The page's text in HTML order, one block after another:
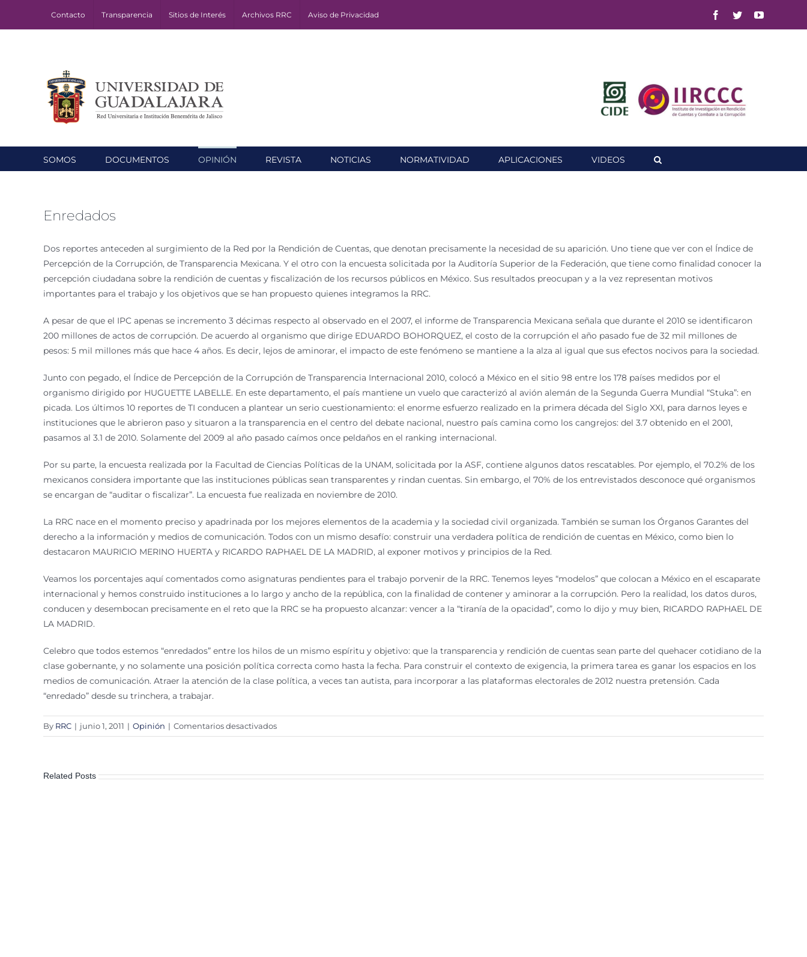
Contacto Transparencia Sitios de Interés Archivos RRC Aviso de Privacidad Facebook
TwitterYouTube
SOMOS DOCUMENTOS OPINIÓN REVISTA NOTICIAS NORMATIVIDAD APLICACIONES VIDEOS
Enredados
Dos reportes anteceden al surgimiento de la Red por la Rendición de Cuentas, que denotan precisamente la necesidad de su aparición. Uno tiene que ver con el Índice de
Percepción de la Corrupción, de Transparencia Mexicana. Y el otro con la encuesta solicitada por la Auditoría Superior de la Federación, que tiene como finalidad conocer la
percepción ciudadana sobre la rendición de cuentas y fiscalización de los recursos públicos en México. Sus resultados preocupan y a la vez representan motivos
importantes para el trabajo y los objetivos que se han propuesto quienes integramos la RRC.
A pesar de que el IPC apenas se incremento 3 décimas respecto al observado en el 2007, el informe de Transparencia Mexicana señala que durante el 2010 se identificaron
200 millones de actos de corrupción. De acuerdo al organismo que dirige EDUARDO BOHORQUEZ, el costo de la corrupción el año pasado fue de 32 mil millones de
pesos: 5 mil millones más que hace 4 años. Es decir, lejos de aminorar, el impacto de este fenómeno se mantiene a la alza al igual que sus efectos nocivos para la sociedad.
Junto con pegado, el Índice de Percepción de la Corrupción de Transparencia Internacional 2010, colocó a México en el sitio 98 entre los 178 países medidos por el
organismo dirigido por HUGUETTE LABELLE. En este departamento, el país mantiene un vuelo que caracterizó al avión alemán de la Segunda Guerra Mundial “Stuka”: en
picada. Los últimos 10 reportes de TI conducen a plantear un serio cuestionamiento: el enorme esfuerzo realizado en la primera década del Siglo XXI, para darnos leyes e
instituciones que le abrieron paso y situaron a la transparencia en el centro del debate nacional, nuestro país camina como los cangrejos: del 3.7 obtenido en el 2001,
pasamos al 3.1 de 2010. Solamente del 2009 al año pasado caímos once peldaños en el ranking internacional.
Por su parte, la encuesta realizada por la Facultad de Ciencias Políticas de la UNAM, solicitada por la ASF, contiene algunos datos rescatables. Por ejemplo, el 70.2% de los
mexicanos considera importante que las instituciones públicas sean transparentes y rindan cuentas. Sin embargo, el 70% de los entrevistados desconoce qué organismos
se encargan de “auditar o fiscalizar”. La encuesta fue realizada en noviembre de 2010.
La RRC nace en el momento preciso y apadrinada por los mejores elementos de la academia y la sociedad civil organizada. También se suman los Órganos Garantes del
derecho a la información y medios de comunicación. Todos con un mismo desafío: construir una verdadera política de rendición de cuentas en México, como bien lo
destacaron MAURICIO MERINO HUERTA y RICARDO RAPHAEL DE LA MADRID, al exponer motivos y principios de la Red.
Veamos los porcentajes aquí comentados como asignaturas pendientes para el trabajo porvenir de la RRC. Tenemos leyes “modelos” que colocan a México en el escaparate
internacional y hemos construido instituciones a lo largo y ancho de la república, con la finalidad de contener y aminorar a la corrupción. Pero la realidad, los datos duros,
conducen y desembocan precisamente en el reto que la RRC se ha propuesto alcanzar: vencer a la “tiranía de la opacidad”, como lo dijo y muy bien, RICARDO RAPHAEL DE
LA MADRID.
Celebro que todos estemos “enredados” entre los hilos de un mismo espíritu y objetivo: que la transparencia y rendición de cuentas sean parte del quehacer cotidiano de la
clase gobernante, y no solamente una posición política correcta como hasta la fecha. Para construir el contexto de exigencia, la primera tarea es ganar los espacios en los
medios de comunicación. Atraer la atención de la clase política, a veces tan autista, para incorporar a las plataformas electorales de 2012 nuestra pretensión. Cada
“enredado” desde su trinchera, a trabajar.
By RRC | junio 1, 2011 | Opinión | Comentarios desactivadosen
Enredados
Related Posts